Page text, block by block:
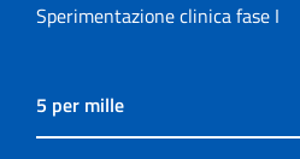
Sperimentazione clinica fase I
5 per mille